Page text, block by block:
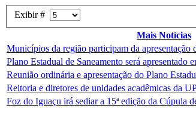
Exibir #
Mais Notícias
Municípios da região participam da apresentação
Plano Estadual de Saneamento será apresentado
Reunião ordinária e apresentação do Plano
Reitoria e diretores de unidades acadêmicas da
Foz do Iguaçu irá sediar a 15ª edição da Cúpula